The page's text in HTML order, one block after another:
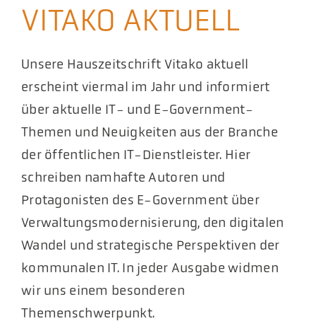
VITAKO AKTUELL
Unsere Hauszeitschrift Vitako aktuell
erscheint viermal im Jahr und informiert
über aktuelle IT- und E-Government-
Themen und Neuigkeiten aus der Branche
der öffentlichen IT-Dienstleister. Hier
schreiben namhafte Autoren und
Protagonisten des E-Government über
Verwaltungsmodernisierung, den digitalen
Wandel und strategische Perspektiven der
kommunalen IT. In jeder Ausgabe widmen
wir uns einem besonderen
Themenschwerpunkt.